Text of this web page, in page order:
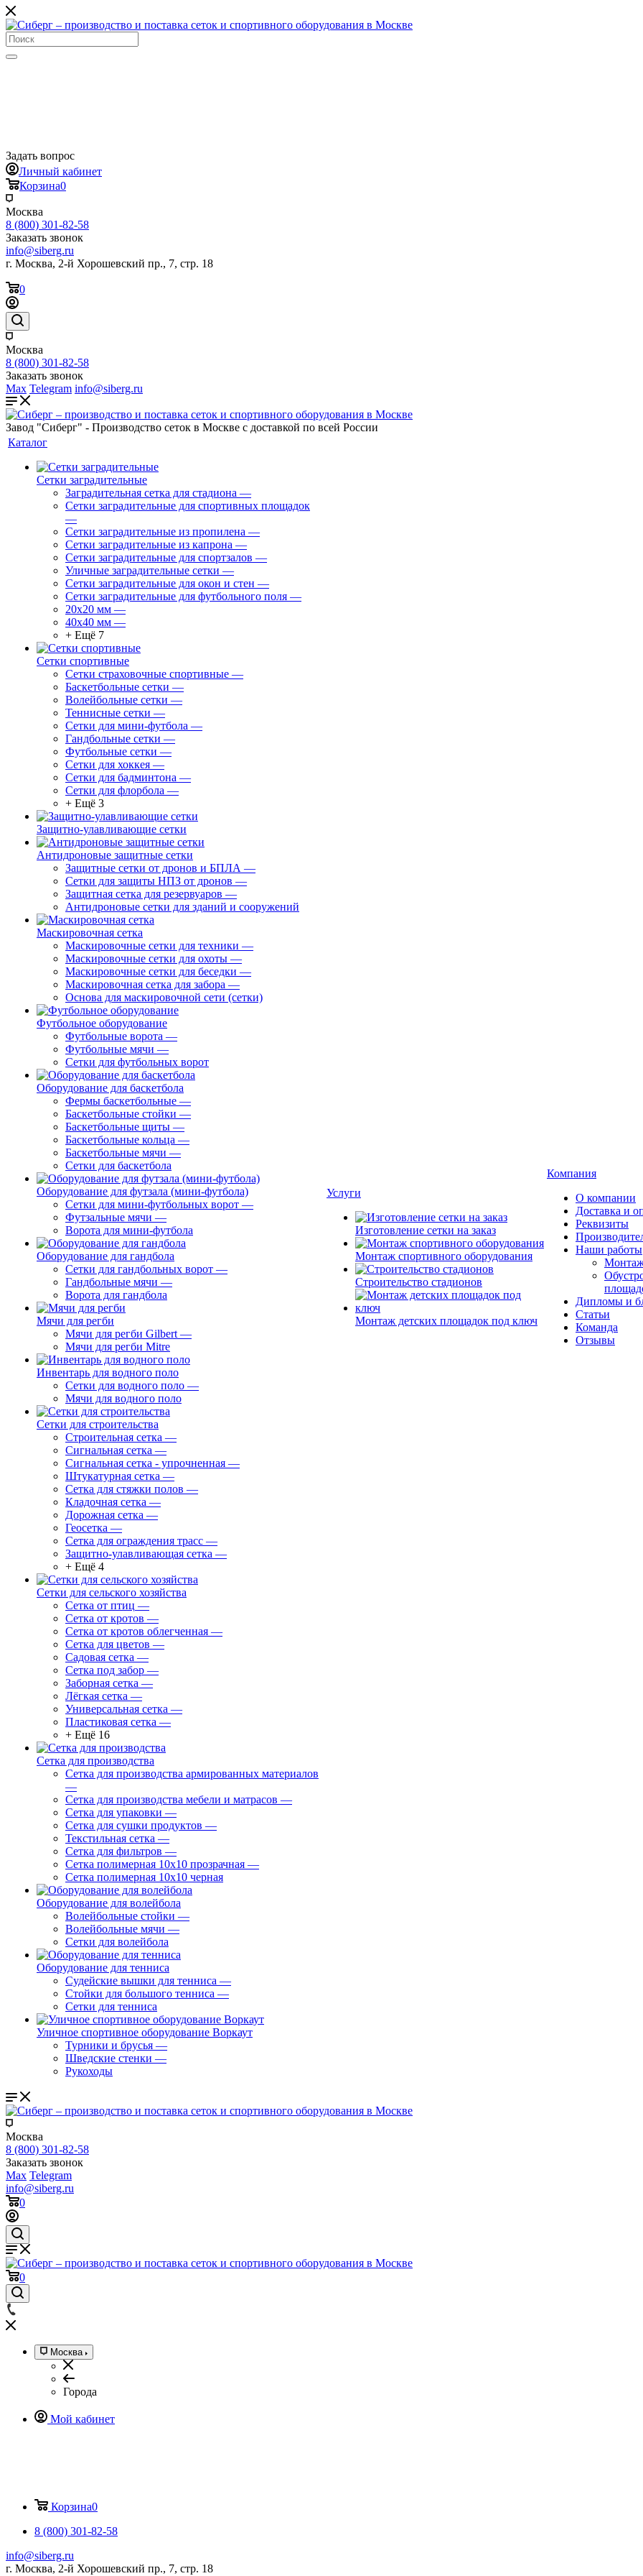
Задать вопрос
Личный кабинет
Корзина0
Москва
8 (800) 301-82-58
Заказать звонок
info@siberg.ru
г. Москва, 2-й Хорошевский пр., 7, стр. 18
0
Москва
8 (800) 301-82-58
Заказать звонок
Max Telegram info@siberg.ru
Завод "Сиберг" - Производство сеток в Москве с доставкой по всей России
Каталог
Сетки заградительные
Заградительная сетка для стадиона —
Сетки заградительные для спортивных площадок
—
Сетки заградительные из пропилена —
Сетки заградительные из капрона —
Сетки заградительные для спортзалов —
Уличные заградительные сетки —
Сетки заградительные для окон и стен —
Сетки заградительные для футбольного поля —
20х20 мм —
40х40 мм —
+ Ещё 7
Сетки спортивные
Сетки страховочные спортивные —
Баскетбольные сетки —
Волейбольные сетки —
Теннисные сетки —
Сетки для мини-футбола —
Гандбольные сетки —
Футбольные сетки —
Сетки для хоккея —
Сетки для бадминтона —
Сетки для флорбола —
+ Ещё 3
Защитно-улавливающие сетки
Антидроновые защитные сетки
Защитные сетки от дронов и БПЛА —
Сетки для защиты НПЗ от дронов —
Защитная сетка для резервуаров —
Антидроновые сетки для зданий и сооружений
Маскировочная сетка
Маскировочные сетки для техники —
Маскировочные сетки для охоты —
Маскировочные сетки для беседки —
Маскировочная сетка для забора —
Основа для маскировочной сети (сетки)
Футбольное оборудование
Футбольные ворота —
Футбольные мячи —
Сетки для футбольных ворот
Оборудование для баскетбола
Фермы баскетбольные —
Баскетбольные стойки —
Баскетбольные щиты —
Баскетбольные кольца —
Баскетбольные мячи —
Сетки для баскетбола
Оборудование для футзала (мини-футбола)
Сетки для мини-футбольных ворот —
Футзальные мячи —
Ворота для мини-футбола
Оборудование для гандбола
Сетки для гандбольных ворот —
Гандбольные мячи —
Ворота для гандбола
Мячи для регби
Мячи для регби Gilbert —
Мячи для регби Mitre
Инвентарь для водного поло
Сетки для водного поло —
Мячи для водного поло
Сетки для строительства
Строительная сетка —
Сигнальная сетка —
Сигнальная сетка - упрочненная —
Штукатурная сетка —
Сетка для стяжки полов —
Кладочная сетка —
Дорожная сетка —
Геосетка —
Сетка для ограждения трасс —
Защитно-улавливающая сетка —
+ Ещё 4
Сетки для сельского хозяйства
Сетка от птиц —
Сетка от кротов —
Сетка от кротов облегченная —
Сетка для цветов —
Садовая сетка —
Сетка под забор —
Заборная сетка —
Лёгкая сетка —
Универсальная сетка —
Пластиковая сетка —
+ Ещё 16
Сетка для производства
Сетка для производства армированных материалов
—
Сетка для производства мебели и матрасов —
Сетка для упаковки —
Сетка для сушки продуктов —
Текстильная сетка —
Сетка для фильтров —
Сетка полимерная 10х10 прозрачная —
Сетка полимерная 10х10 черная
Оборудование для волейбола
Волейбольные стойки —
Волейбольные мячи —
Сетки для волейбола
Оборудование для тенниса
Судейские вышки для тенниса —
Стойки для большого тенниса —
Сетки для тенниса
Уличное спортивное оборудование Воркаут
Турники и брусья —
Шведские стенки —
Рукоходы
Услуги
Изготовление сетки на заказ
Монтаж спортивного оборудования
Строительство стадионов
Монтаж детских площадок под ключ
Компания
О компании
Доставка и
Реквизиты
Наши работы
Дипломы и
Статьи
Команда
Отзывы
Москва
8 (800) 301-82-58
Заказать звонок
Max Telegram
info@siberg.ru
0
0
Москва
Города
Мой кабинет
Корзина0
8 (800) 301-82-58
info@siberg.ru
г. Москва, 2-й Хорошевский пр., 7, стр. 18